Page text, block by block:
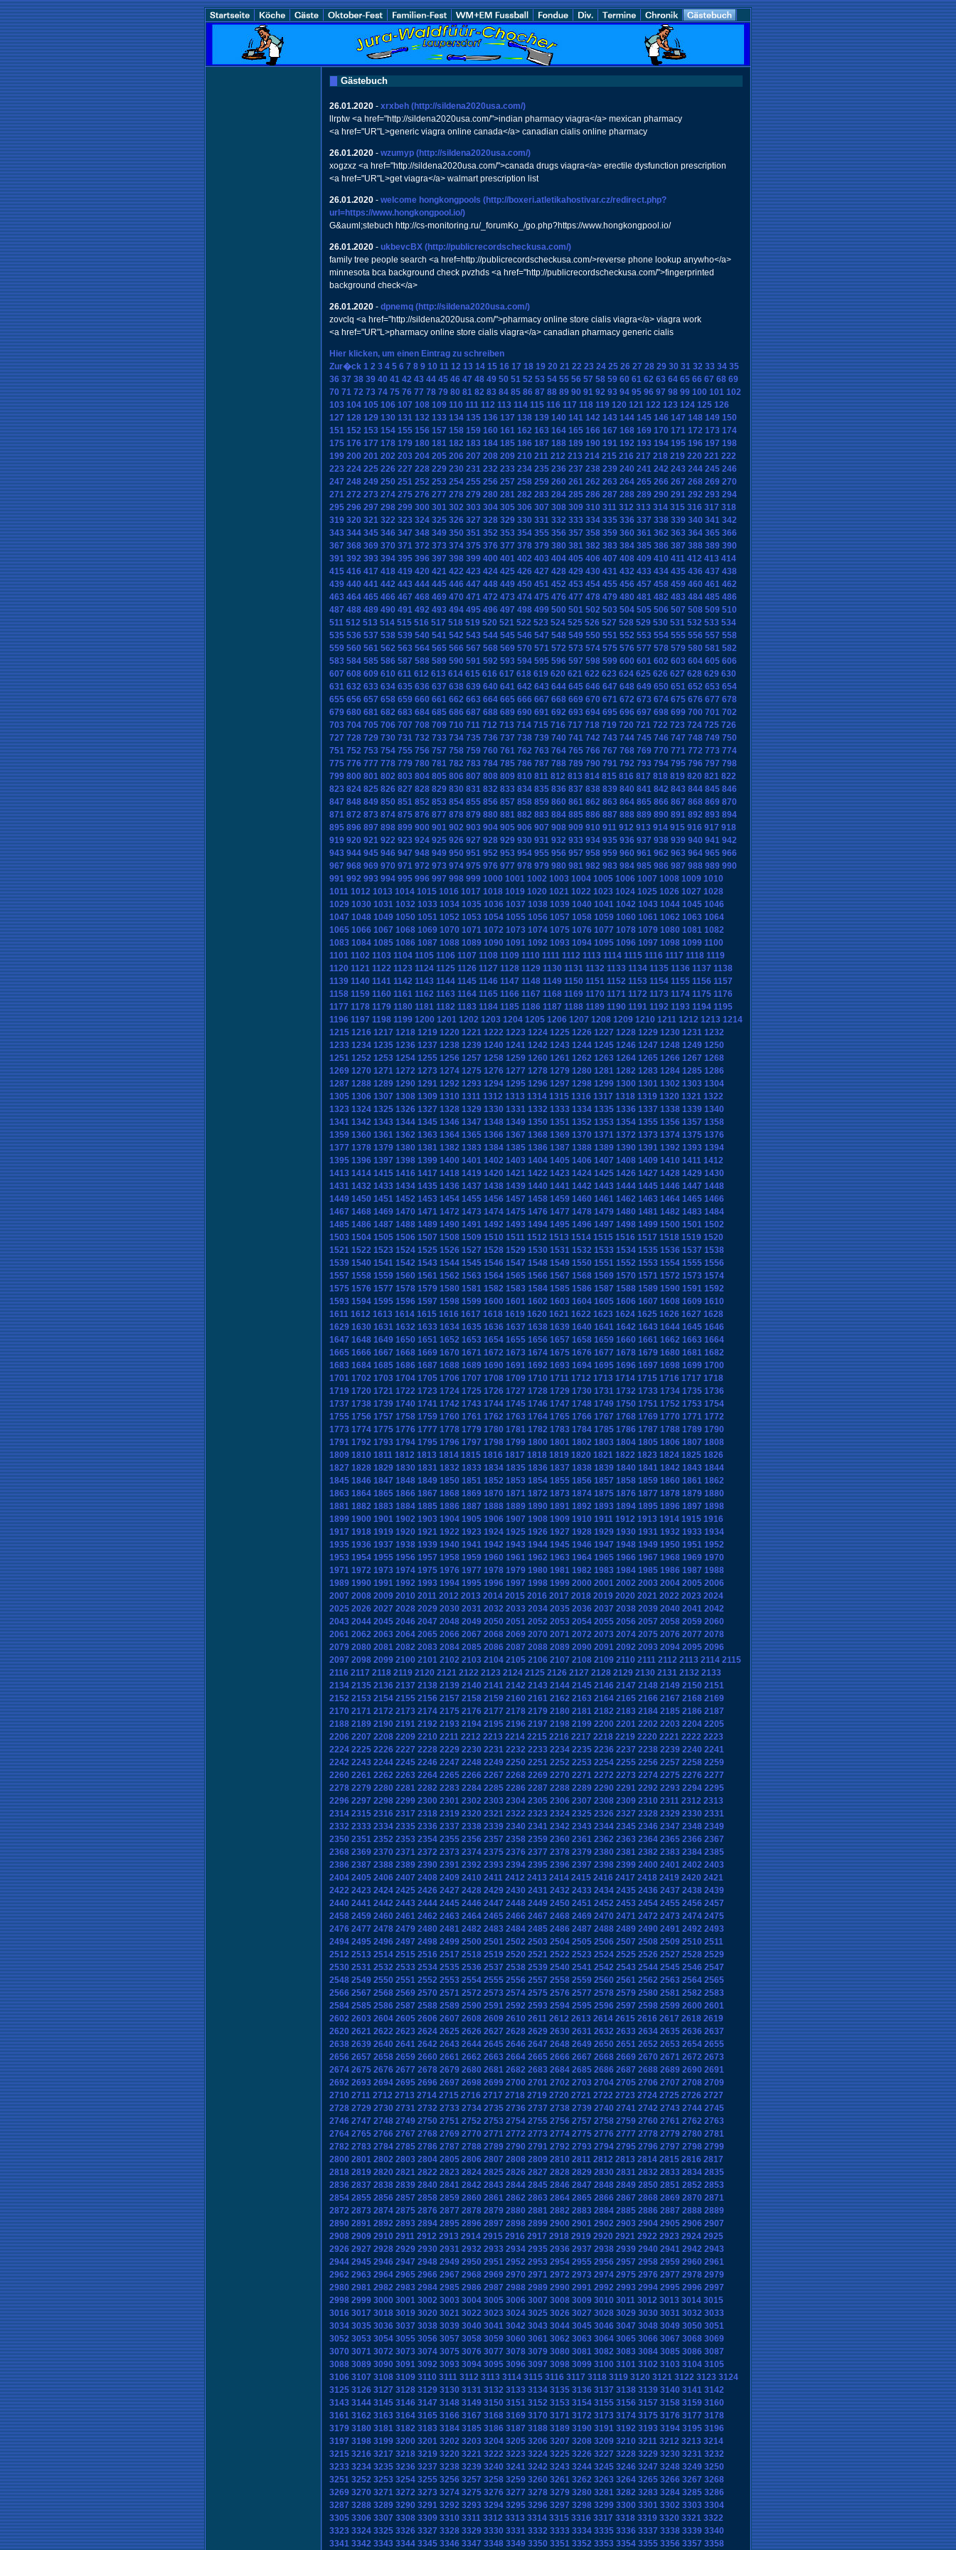
Gästebuch
26.01.2020 - xrxbeh (http://sildena2020usa.com/)
llrptw <a href="http://sildena2020usa.com/">indian pharmacy viagra</a> mexican pharmacy
<a href="UR"L>generic viagra online canada</a> canadian cialis online pharmacy
26.01.2020 - wzumyp (http://sildena2020usa.com/)
xogzxz <a href="http://sildena2020usa.com/">canada drugs viagra</a> erectile dysfunction prescription
<a href="UR"L>get viagra</a> walmart prescription list
26.01.2020 - welcome hongkongpools (http://boxeri.atletikahostivar.cz/redirect.php?
url=https://www.hongkongpool.io/)
G&auml;stebuch http://cs-monitoring.ru/_forumKo_/go.php?https://www.hongkongpool.io/
26.01.2020 - ukbevcBX (http://publicrecordscheckusa.com/)
family tree people search <a href=http://publicrecordscheckusa.com/>reverse phone lookup anywho</a>
minnesota bca background check pvzhds <a href="http://publicrecordscheckusa.com/">fingerprinted
background check</a>
26.01.2020 - dpnemq (http://sildena2020usa.com/)
zovclq <a href="http://sildena2020usa.com/">pharmacy online store cialis viagra</a> viagra work
<a href="UR"L>pharmacy online store cialis viagra</a> canadian pharmacy generic cialis
Hier klicken, um einen Eintrag zu schreiben
Zur�ck 1 2 3 4 5 6 7 8 9 10 11 12 13 14 15 16 17 18 19 20 21 22 23 24 25 26 27 28 29 30 31 32 33 34 35
36 37 38 39 40 41 42 43 44 45 46 47 48 49 50 51 52 53 54 55 56 57 58 59 60 61 62 63 64 65 66 67 68 69
70 71 72 73 74 75 76 77 78 79 80 81 82 83 84 85 86 87 88 89 90 91 92 93 94 95 96 97 98 99 100 101 102
103 104 105 106 107 108 109 110 111 112 113 114 115 116 117 118 119 120 121 122 123 124 125 126
127 128 129 130 131 132 133 134 135 136 137 138 139 140 141 142 143 144 145 146 147 148 149 150
151 152 153 154 155 156 157 158 159 160 161 162 163 164 165 166 167 168 169 170 171 172 173 174
175 176 177 178 179 180 181 182 183 184 185 186 187 188 189 190 191 192 193 194 195 196 197 198
199 200 201 202 203 204 205 206 207 208 209 210 211 212 213 214 215 216 217 218 219 220 221 222
223 224 225 226 227 228 229 230 231 232 233 234 235 236 237 238 239 240 241 242 243 244 245 246
247 248 249 250 251 252 253 254 255 256 257 258 259 260 261 262 263 264 265 266 267 268 269 270
271 272 273 274 275 276 277 278 279 280 281 282 283 284 285 286 287 288 289 290 291 292 293 294
295 296 297 298 299 300 301 302 303 304 305 306 307 308 309 310 311 312 313 314 315 316 317 318
319 320 321 322 323 324 325 326 327 328 329 330 331 332 333 334 335 336 337 338 339 340 341 342
343 344 345 346 347 348 349 350 351 352 353 354 355 356 357 358 359 360 361 362 363 364 365 366
367 368 369 370 371 372 373 374 375 376 377 378 379 380 381 382 383 384 385 386 387 388 389 390
391 392 393 394 395 396 397 398 399 400 401 402 403 404 405 406 407 408 409 410 411 412 413 414
415 416 417 418 419 420 421 422 423 424 425 426 427 428 429 430 431 432 433 434 435 436 437 438
439 440 441 442 443 444 445 446 447 448 449 450 451 452 453 454 455 456 457 458 459 460 461 462
463 464 465 466 467 468 469 470 471 472 473 474 475 476 477 478 479 480 481 482 483 484 485 486
487 488 489 490 491 492 493 494 495 496 497 498 499 500 501 502 503 504 505 506 507 508 509 510
511 512 513 514 515 516 517 518 519 520 521 522 523 524 525 526 527 528 529 530 531 532 533 534
535 536 537 538 539 540 541 542 543 544 545 546 547 548 549 550 551 552 553 554 555 556 557 558
559 560 561 562 563 564 565 566 567 568 569 570 571 572 573 574 575 576 577 578 579 580 581 582
583 584 585 586 587 588 589 590 591 592 593 594 595 596 597 598 599 600 601 602 603 604 605 606
607 608 609 610 611 612 613 614 615 616 617 618 619 620 621 622 623 624 625 626 627 628 629 630
631 632 633 634 635 636 637 638 639 640 641 642 643 644 645 646 647 648 649 650 651 652 653 654
655 656 657 658 659 660 661 662 663 664 665 666 667 668 669 670 671 672 673 674 675 676 677 678
679 680 681 682 683 684 685 686 687 688 689 690 691 692 693 694 695 696 697 698 699 700 701 702
703 704 705 706 707 708 709 710 711 712 713 714 715 716 717 718 719 720 721 722 723 724 725 726
727 728 729 730 731 732 733 734 735 736 737 738 739 740 741 742 743 744 745 746 747 748 749 750
751 752 753 754 755 756 757 758 759 760 761 762 763 764 765 766 767 768 769 770 771 772 773 774
775 776 777 778 779 780 781 782 783 784 785 786 787 788 789 790 791 792 793 794 795 796 797 798
799 800 801 802 803 804 805 806 807 808 809 810 811 812 813 814 815 816 817 818 819 820 821 822
823 824 825 826 827 828 829 830 831 832 833 834 835 836 837 838 839 840 841 842 843 844 845 846
847 848 849 850 851 852 853 854 855 856 857 858 859 860 861 862 863 864 865 866 867 868 869 870
871 872 873 874 875 876 877 878 879 880 881 882 883 884 885 886 887 888 889 890 891 892 893 894
895 896 897 898 899 900 901 902 903 904 905 906 907 908 909 910 911 912 913 914 915 916 917 918
919 920 921 922 923 924 925 926 927 928 929 930 931 932 933 934 935 936 937 938 939 940 941 942
943 944 945 946 947 948 949 950 951 952 953 954 955 956 957 958 959 960 961 962 963 964 965 966
967 968 969 970 971 972 973 974 975 976 977 978 979 980 981 982 983 984 985 986 987 988 989 990
991 992 993 994 995 996 997 998 999 1000 1001 1002 1003 1004 1005 1006 1007 1008 1009 1010
1011 1012 1013 1014 1015 1016 1017 1018 1019 1020 1021 1022 1023 1024 1025 1026 1027 1028
1029 1030 1031 1032 1033 1034 1035 1036 1037 1038 1039 1040 1041 1042 1043 1044 1045 1046
1047 1048 1049 1050 1051 1052 1053 1054 1055 1056 1057 1058 1059 1060 1061 1062 1063 1064
1065 1066 1067 1068 1069 1070 1071 1072 1073 1074 1075 1076 1077 1078 1079 1080 1081 1082
1083 1084 1085 1086 1087 1088 1089 1090 1091 1092 1093 1094 1095 1096 1097 1098 1099 1100
1101 1102 1103 1104 1105 1106 1107 1108 1109 1110 1111 1112 1113 1114 1115 1116 1117 1118 1119
1120 1121 1122 1123 1124 1125 1126 1127 1128 1129 1130 1131 1132 1133 1134 1135 1136 1137 1138
1139 1140 1141 1142 1143 1144 1145 1146 1147 1148 1149 1150 1151 1152 1153 1154 1155 1156 1157
1158 1159 1160 1161 1162 1163 1164 1165 1166 1167 1168 1169 1170 1171 1172 1173 1174 1175 1176
1177 1178 1179 1180 1181 1182 1183 1184 1185 1186 1187 1188 1189 1190 1191 1192 1193 1194 1195
1196 1197 1198 1199 1200 1201 1202 1203 1204 1205 1206 1207 1208 1209 1210 1211 1212 1213 1214
1215 1216 1217 1218 1219 1220 1221 1222 1223 1224 1225 1226 1227 1228 1229 1230 1231 1232
1233 1234 1235 1236 1237 1238 1239 1240 1241 1242 1243 1244 1245 1246 1247 1248 1249 1250
1251 1252 1253 1254 1255 1256 1257 1258 1259 1260 1261 1262 1263 1264 1265 1266 1267 1268
1269 1270 1271 1272 1273 1274 1275 1276 1277 1278 1279 1280 1281 1282 1283 1284 1285 1286
1287 1288 1289 1290 1291 1292 1293 1294 1295 1296 1297 1298 1299 1300 1301 1302 1303 1304
1305 1306 1307 1308 1309 1310 1311 1312 1313 1314 1315 1316 1317 1318 1319 1320 1321 1322
1323 1324 1325 1326 1327 1328 1329 1330 1331 1332 1333 1334 1335 1336 1337 1338 1339 1340
1341 1342 1343 1344 1345 1346 1347 1348 1349 1350 1351 1352 1353 1354 1355 1356 1357 1358
1359 1360 1361 1362 1363 1364 1365 1366 1367 1368 1369 1370 1371 1372 1373 1374 1375 1376
1377 1378 1379 1380 1381 1382 1383 1384 1385 1386 1387 1388 1389 1390 1391 1392 1393 1394
1395 1396 1397 1398 1399 1400 1401 1402 1403 1404 1405 1406 1407 1408 1409 1410 1411 1412
1413 1414 1415 1416 1417 1418 1419 1420 1421 1422 1423 1424 1425 1426 1427 1428 1429 1430
1431 1432 1433 1434 1435 1436 1437 1438 1439 1440 1441 1442 1443 1444 1445 1446 1447 1448
1449 1450 1451 1452 1453 1454 1455 1456 1457 1458 1459 1460 1461 1462 1463 1464 1465 1466
1467 1468 1469 1470 1471 1472 1473 1474 1475 1476 1477 1478 1479 1480 1481 1482 1483 1484
1485 1486 1487 1488 1489 1490 1491 1492 1493 1494 1495 1496 1497 1498 1499 1500 1501 1502
1503 1504 1505 1506 1507 1508 1509 1510 1511 1512 1513 1514 1515 1516 1517 1518 1519 1520
1521 1522 1523 1524 1525 1526 1527 1528 1529 1530 1531 1532 1533 1534 1535 1536 1537 1538
1539 1540 1541 1542 1543 1544 1545 1546 1547 1548 1549 1550 1551 1552 1553 1554 1555 1556
1557 1558 1559 1560 1561 1562 1563 1564 1565 1566 1567 1568 1569 1570 1571 1572 1573 1574
1575 1576 1577 1578 1579 1580 1581 1582 1583 1584 1585 1586 1587 1588 1589 1590 1591 1592
1593 1594 1595 1596 1597 1598 1599 1600 1601 1602 1603 1604 1605 1606 1607 1608 1609 1610
1611 1612 1613 1614 1615 1616 1617 1618 1619 1620 1621 1622 1623 1624 1625 1626 1627 1628
1629 1630 1631 1632 1633 1634 1635 1636 1637 1638 1639 1640 1641 1642 1643 1644 1645 1646
1647 1648 1649 1650 1651 1652 1653 1654 1655 1656 1657 1658 1659 1660 1661 1662 1663 1664
1665 1666 1667 1668 1669 1670 1671 1672 1673 1674 1675 1676 1677 1678 1679 1680 1681 1682
1683 1684 1685 1686 1687 1688 1689 1690 1691 1692 1693 1694 1695 1696 1697 1698 1699 1700
1701 1702 1703 1704 1705 1706 1707 1708 1709 1710 1711 1712 1713 1714 1715 1716 1717 1718
1719 1720 1721 1722 1723 1724 1725 1726 1727 1728 1729 1730 1731 1732 1733 1734 1735 1736
1737 1738 1739 1740 1741 1742 1743 1744 1745 1746 1747 1748 1749 1750 1751 1752 1753 1754
1755 1756 1757 1758 1759 1760 1761 1762 1763 1764 1765 1766 1767 1768 1769 1770 1771 1772
1773 1774 1775 1776 1777 1778 1779 1780 1781 1782 1783 1784 1785 1786 1787 1788 1789 1790
1791 1792 1793 1794 1795 1796 1797 1798 1799 1800 1801 1802 1803 1804 1805 1806 1807 1808
1809 1810 1811 1812 1813 1814 1815 1816 1817 1818 1819 1820 1821 1822 1823 1824 1825 1826
1827 1828 1829 1830 1831 1832 1833 1834 1835 1836 1837 1838 1839 1840 1841 1842 1843 1844
1845 1846 1847 1848 1849 1850 1851 1852 1853 1854 1855 1856 1857 1858 1859 1860 1861 1862
1863 1864 1865 1866 1867 1868 1869 1870 1871 1872 1873 1874 1875 1876 1877 1878 1879 1880
1881 1882 1883 1884 1885 1886 1887 1888 1889 1890 1891 1892 1893 1894 1895 1896 1897 1898
1899 1900 1901 1902 1903 1904 1905 1906 1907 1908 1909 1910 1911 1912 1913 1914 1915 1916
1917 1918 1919 1920 1921 1922 1923 1924 1925 1926 1927 1928 1929 1930 1931 1932 1933 1934
1935 1936 1937 1938 1939 1940 1941 1942 1943 1944 1945 1946 1947 1948 1949 1950 1951 1952
1953 1954 1955 1956 1957 1958 1959 1960 1961 1962 1963 1964 1965 1966 1967 1968 1969 1970
1971 1972 1973 1974 1975 1976 1977 1978 1979 1980 1981 1982 1983 1984 1985 1986 1987 1988
1989 1990 1991 1992 1993 1994 1995 1996 1997 1998 1999 2000 2001 2002 2003 2004 2005 2006
2007 2008 2009 2010 2011 2012 2013 2014 2015 2016 2017 2018 2019 2020 2021 2022 2023 2024
2025 2026 2027 2028 2029 2030 2031 2032 2033 2034 2035 2036 2037 2038 2039 2040 2041 2042
2043 2044 2045 2046 2047 2048 2049 2050 2051 2052 2053 2054 2055 2056 2057 2058 2059 2060
2061 2062 2063 2064 2065 2066 2067 2068 2069 2070 2071 2072 2073 2074 2075 2076 2077 2078
2079 2080 2081 2082 2083 2084 2085 2086 2087 2088 2089 2090 2091 2092 2093 2094 2095 2096
2097 2098 2099 2100 2101 2102 2103 2104 2105 2106 2107 2108 2109 2110 2111 2112 2113 2114 2115
2116 2117 2118 2119 2120 2121 2122 2123 2124 2125 2126 2127 2128 2129 2130 2131 2132 2133
2134 2135 2136 2137 2138 2139 2140 2141 2142 2143 2144 2145 2146 2147 2148 2149 2150 2151
2152 2153 2154 2155 2156 2157 2158 2159 2160 2161 2162 2163 2164 2165 2166 2167 2168 2169
2170 2171 2172 2173 2174 2175 2176 2177 2178 2179 2180 2181 2182 2183 2184 2185 2186 2187
2188 2189 2190 2191 2192 2193 2194 2195 2196 2197 2198 2199 2200 2201 2202 2203 2204 2205
2206 2207 2208 2209 2210 2211 2212 2213 2214 2215 2216 2217 2218 2219 2220 2221 2222 2223
2224 2225 2226 2227 2228 2229 2230 2231 2232 2233 2234 2235 2236 2237 2238 2239 2240 2241
2242 2243 2244 2245 2246 2247 2248 2249 2250 2251 2252 2253 2254 2255 2256 2257 2258 2259
2260 2261 2262 2263 2264 2265 2266 2267 2268 2269 2270 2271 2272 2273 2274 2275 2276 2277
2278 2279 2280 2281 2282 2283 2284 2285 2286 2287 2288 2289 2290 2291 2292 2293 2294 2295
2296 2297 2298 2299 2300 2301 2302 2303 2304 2305 2306 2307 2308 2309 2310 2311 2312 2313
2314 2315 2316 2317 2318 2319 2320 2321 2322 2323 2324 2325 2326 2327 2328 2329 2330 2331
2332 2333 2334 2335 2336 2337 2338 2339 2340 2341 2342 2343 2344 2345 2346 2347 2348 2349
2350 2351 2352 2353 2354 2355 2356 2357 2358 2359 2360 2361 2362 2363 2364 2365 2366 2367
2368 2369 2370 2371 2372 2373 2374 2375 2376 2377 2378 2379 2380 2381 2382 2383 2384 2385
2386 2387 2388 2389 2390 2391 2392 2393 2394 2395 2396 2397 2398 2399 2400 2401 2402 2403
2404 2405 2406 2407 2408 2409 2410 2411 2412 2413 2414 2415 2416 2417 2418 2419 2420 2421
2422 2423 2424 2425 2426 2427 2428 2429 2430 2431 2432 2433 2434 2435 2436 2437 2438 2439
2440 2441 2442 2443 2444 2445 2446 2447 2448 2449 2450 2451 2452 2453 2454 2455 2456 2457
2458 2459 2460 2461 2462 2463 2464 2465 2466 2467 2468 2469 2470 2471 2472 2473 2474 2475
2476 2477 2478 2479 2480 2481 2482 2483 2484 2485 2486 2487 2488 2489 2490 2491 2492 2493
2494 2495 2496 2497 2498 2499 2500 2501 2502 2503 2504 2505 2506 2507 2508 2509 2510 2511
2512 2513 2514 2515 2516 2517 2518 2519 2520 2521 2522 2523 2524 2525 2526 2527 2528 2529
2530 2531 2532 2533 2534 2535 2536 2537 2538 2539 2540 2541 2542 2543 2544 2545 2546 2547
2548 2549 2550 2551 2552 2553 2554 2555 2556 2557 2558 2559 2560 2561 2562 2563 2564 2565
2566 2567 2568 2569 2570 2571 2572 2573 2574 2575 2576 2577 2578 2579 2580 2581 2582 2583
2584 2585 2586 2587 2588 2589 2590 2591 2592 2593 2594 2595 2596 2597 2598 2599 2600 2601
2602 2603 2604 2605 2606 2607 2608 2609 2610 2611 2612 2613 2614 2615 2616 2617 2618 2619
2620 2621 2622 2623 2624 2625 2626 2627 2628 2629 2630 2631 2632 2633 2634 2635 2636 2637
2638 2639 2640 2641 2642 2643 2644 2645 2646 2647 2648 2649 2650 2651 2652 2653 2654 2655
2656 2657 2658 2659 2660 2661 2662 2663 2664 2665 2666 2667 2668 2669 2670 2671 2672 2673
2674 2675 2676 2677 2678 2679 2680 2681 2682 2683 2684 2685 2686 2687 2688 2689 2690 2691
2692 2693 2694 2695 2696 2697 2698 2699 2700 2701 2702 2703 2704 2705 2706 2707 2708 2709
2710 2711 2712 2713 2714 2715 2716 2717 2718 2719 2720 2721 2722 2723 2724 2725 2726 2727
2728 2729 2730 2731 2732 2733 2734 2735 2736 2737 2738 2739 2740 2741 2742 2743 2744 2745
2746 2747 2748 2749 2750 2751 2752 2753 2754 2755 2756 2757 2758 2759 2760 2761 2762 2763
2764 2765 2766 2767 2768 2769 2770 2771 2772 2773 2774 2775 2776 2777 2778 2779 2780 2781
2782 2783 2784 2785 2786 2787 2788 2789 2790 2791 2792 2793 2794 2795 2796 2797 2798 2799
2800 2801 2802 2803 2804 2805 2806 2807 2808 2809 2810 2811 2812 2813 2814 2815 2816 2817
2818 2819 2820 2821 2822 2823 2824 2825 2826 2827 2828 2829 2830 2831 2832 2833 2834 2835
2836 2837 2838 2839 2840 2841 2842 2843 2844 2845 2846 2847 2848 2849 2850 2851 2852 2853
2854 2855 2856 2857 2858 2859 2860 2861 2862 2863 2864 2865 2866 2867 2868 2869 2870 2871
2872 2873 2874 2875 2876 2877 2878 2879 2880 2881 2882 2883 2884 2885 2886 2887 2888 2889
2890 2891 2892 2893 2894 2895 2896 2897 2898 2899 2900 2901 2902 2903 2904 2905 2906 2907
2908 2909 2910 2911 2912 2913 2914 2915 2916 2917 2918 2919 2920 2921 2922 2923 2924 2925
2926 2927 2928 2929 2930 2931 2932 2933 2934 2935 2936 2937 2938 2939 2940 2941 2942 2943
2944 2945 2946 2947 2948 2949 2950 2951 2952 2953 2954 2955 2956 2957 2958 2959 2960 2961
2962 2963 2964 2965 2966 2967 2968 2969 2970 2971 2972 2973 2974 2975 2976 2977 2978 2979
2980 2981 2982 2983 2984 2985 2986 2987 2988 2989 2990 2991 2992 2993 2994 2995 2996 2997
2998 2999 3000 3001 3002 3003 3004 3005 3006 3007 3008 3009 3010 3011 3012 3013 3014 3015
3016 3017 3018 3019 3020 3021 3022 3023 3024 3025 3026 3027 3028 3029 3030 3031 3032 3033
3034 3035 3036 3037 3038 3039 3040 3041 3042 3043 3044 3045 3046 3047 3048 3049 3050 3051
3052 3053 3054 3055 3056 3057 3058 3059 3060 3061 3062 3063 3064 3065 3066 3067 3068 3069
3070 3071 3072 3073 3074 3075 3076 3077 3078 3079 3080 3081 3082 3083 3084 3085 3086 3087
3088 3089 3090 3091 3092 3093 3094 3095 3096 3097 3098 3099 3100 3101 3102 3103 3104 3105
3106 3107 3108 3109 3110 3111 3112 3113 3114 3115 3116 3117 3118 3119 3120 3121 3122 3123 3124
3125 3126 3127 3128 3129 3130 3131 3132 3133 3134 3135 3136 3137 3138 3139 3140 3141 3142
3143 3144 3145 3146 3147 3148 3149 3150 3151 3152 3153 3154 3155 3156 3157 3158 3159 3160
3161 3162 3163 3164 3165 3166 3167 3168 3169 3170 3171 3172 3173 3174 3175 3176 3177 3178
3179 3180 3181 3182 3183 3184 3185 3186 3187 3188 3189 3190 3191 3192 3193 3194 3195 3196
3197 3198 3199 3200 3201 3202 3203 3204 3205 3206 3207 3208 3209 3210 3211 3212 3213 3214
3215 3216 3217 3218 3219 3220 3221 3222 3223 3224 3225 3226 3227 3228 3229 3230 3231 3232
3233 3234 3235 3236 3237 3238 3239 3240 3241 3242 3243 3244 3245 3246 3247 3248 3249 3250
3251 3252 3253 3254 3255 3256 3257 3258 3259 3260 3261 3262 3263 3264 3265 3266 3267 3268
3269 3270 3271 3272 3273 3274 3275 3276 3277 3278 3279 3280 3281 3282 3283 3284 3285 3286
3287 3288 3289 3290 3291 3292 3293 3294 3295 3296 3297 3298 3299 3300 3301 3302 3303 3304
3305 3306 3307 3308 3309 3310 3311 3312 3313 3314 3315 3316 3317 3318 3319 3320 3321 3322
3323 3324 3325 3326 3327 3328 3329 3330 3331 3332 3333 3334 3335 3336 3337 3338 3339 3340
3341 3342 3343 3344 3345 3346 3347 3348 3349 3350 3351 3352 3353 3354 3355 3356 3357 3358